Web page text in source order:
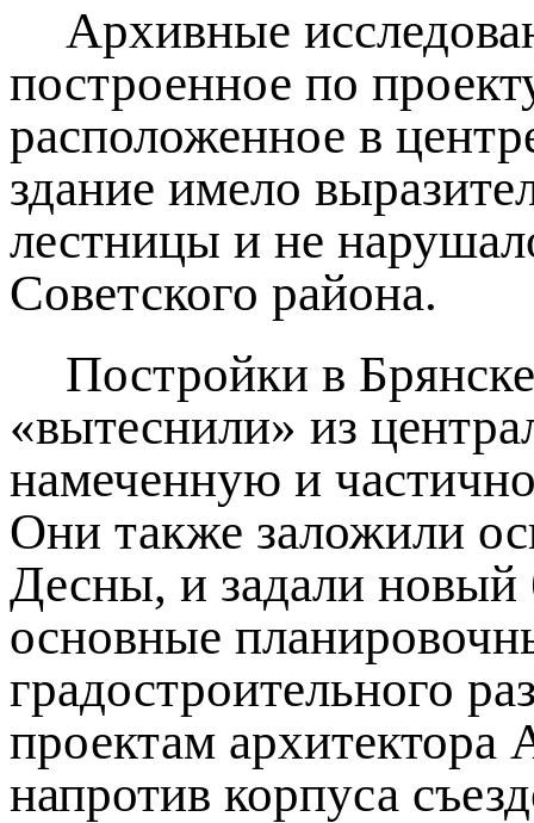
Архивные
построенное по
расположенное в
здание имело
лестницы и не
Советского района.
Постройки в
«вытеснили» из
намеченную и
Они также заложили
Десны, и задали новый
основные
градостроительного
проектам архитектора
напротив корпуса